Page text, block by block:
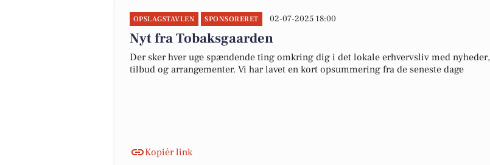
OPSLAGSTAVLEN SPONSORERET 02-07-2025 18:00
Nyt fra Tobaksgaarden
Der sker hver uge spændende ting omkring dig i det lokale erhvervsliv med nyheder,
tilbud og arrangementer. Vi har lavet en kort opsummering fra de seneste dage
Kopiér link